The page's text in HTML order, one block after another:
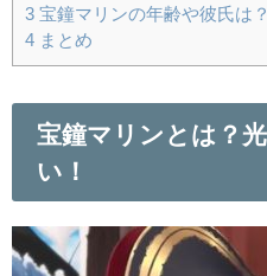
3 宝鐘マリンの年齢や彼氏は？
4 まとめ
宝鐘マリンとは？
い！